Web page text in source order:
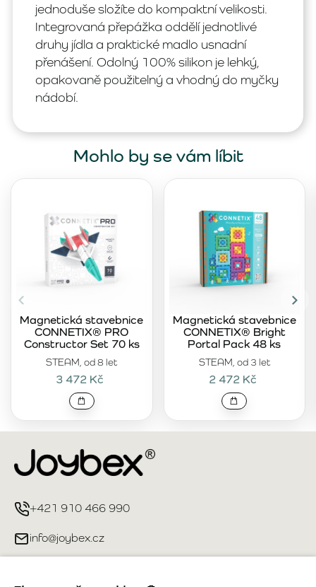
jednoduše složíte do kompaktní velikosti.
Integrovaná přepážka oddělí jednotlivé
druhy jídla a praktické madlo usnadní
přenášení. Odolný 100% silikon je lehký,
opakovaně použitelný a vhodný do myčky
nádobí.
Mohlo by se vám líbit
STEAM, od 8 let
Magnetická stavebnice
CONNETIX® PRO
Constructor Set 70 ks
3 472 Kč
STEAM, od 3 let
Magnetická stavebnice
CONNETIX® Bright
Portal Pack 48 ks
2 472 Kč
+421 910 466 990
info@joybex.cz